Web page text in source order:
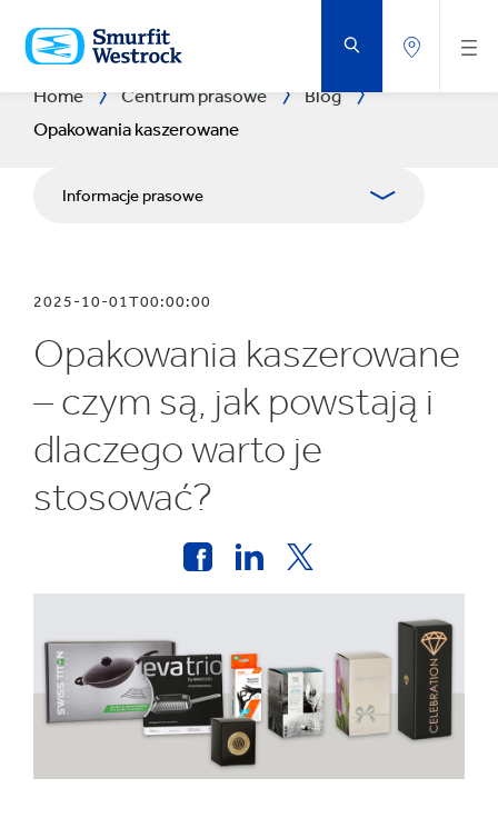
DO
GŁÓWNEJ
ZAWARTOŚCI
Home Centrum prasowe
Blog
Opakowania kaszerowane
Informacje prasowe
Dla mediów
2025-10-01T00:00:00
Opakowania kaszerowane
– czym są, jak powstają i
dlaczego warto je
stosować?